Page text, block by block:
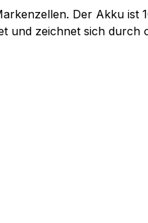
Der Akku
zeichnet sich durch